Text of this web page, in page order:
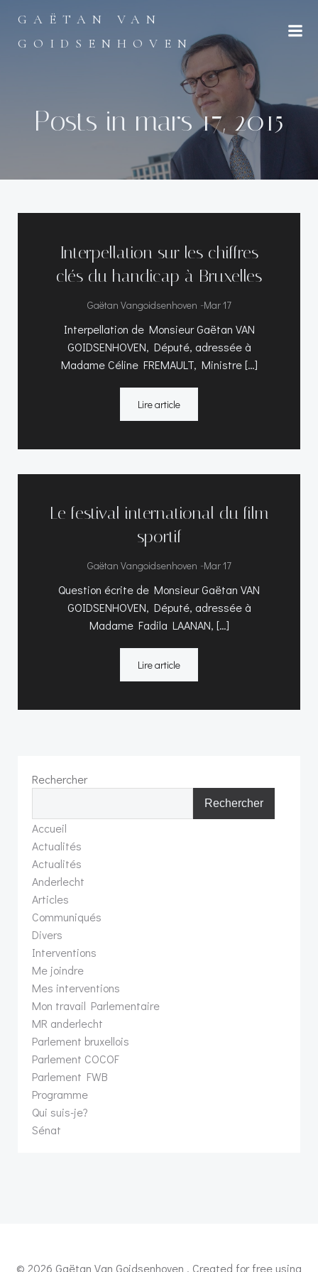
contenu
GAËTAN VAN
GOIDSENHOVEN
Posts in mars 17, 2015
Interpellation sur les chiffres
clés du handicap à Bruxelles
Gaëtan Vangoidsenhoven -Mar 17
Interpellation de Monsieur Gaëtan VAN
GOIDSENHOVEN, Député, adressée à
Madame Céline FREMAULT, Ministre […]
Lire article
Le festival international du film
sportif
Gaëtan Vangoidsenhoven -Mar 17
Question écrite de Monsieur Gaëtan VAN
GOIDSENHOVEN, Député, adressée à
Madame Fadila LAANAN, […]
Lire article
Rechercher
Rechercher
Accueil
Actualités
Actualités
Anderlecht
Articles
Communiqués
Divers
Interventions
Me joindre
Mes interventions
Mon travail Parlementaire
MR anderlecht
Parlement bruxellois
Parlement COCOF
Parlement FWB
Programme
Qui suis-je?
Sénat
© 2026 Gaëtan Van Goidsenhoven . Created for free using